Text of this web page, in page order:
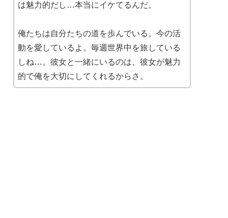
は魅力的だし…本当にイケてるんだ。
俺たちは自分たちの道を歩んでいる。今の活
動を愛しているよ。毎週世界中を旅している
しね…。彼女と一緒にいるのは、彼女が魅力
的で俺を大切にしてくれるからさ。